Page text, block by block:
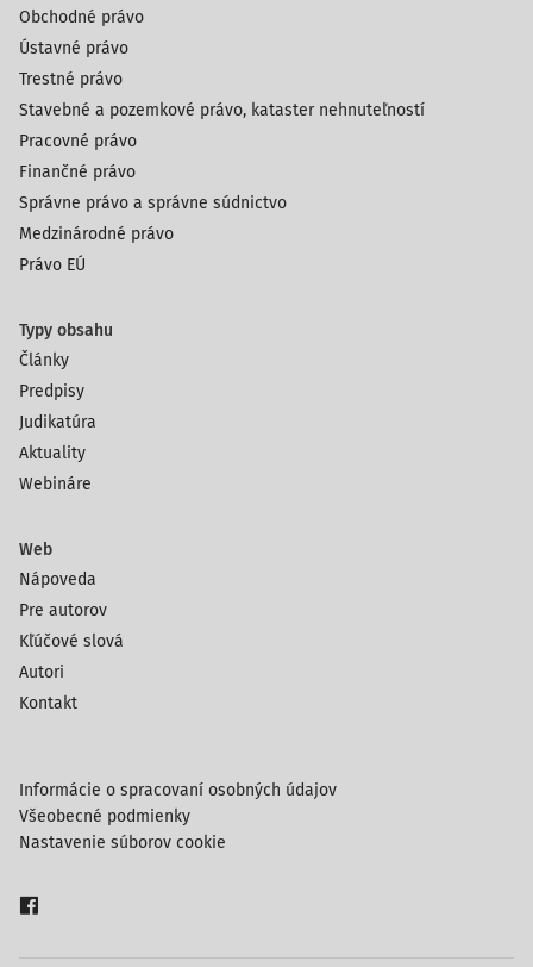
Obchodné právo
Ústavné právo
Trestné právo
Stavebné a pozemkové právo, kataster nehnuteľností
Pracovné právo
Finančné právo
Správne právo a správne súdnictvo
Medzinárodné právo
Právo EÚ
Typy obsahu
Články
Predpisy
Judikatúra
Aktuality
Webináre
Web
Nápoveda
Pre autorov
Kľúčové slová
Autori
Kontakt
Informácie o spracovaní osobných údajov
Všeobecné podmienky
Nastavenie súborov cookie